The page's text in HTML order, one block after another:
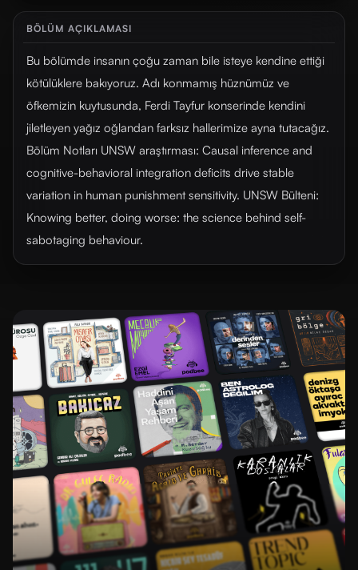
BÖLÜM AÇIKLAMASI
Bu bölümde insanın çoğu zaman bile isteye kendine ettiği
kötülüklere bakıyoruz. Adı konmamış hüznümüz ve
öfkemizin kuytusunda, Ferdi Tayfur konserinde kendini
jiletleyen yağız oğlandan farksız hallerimize ayna tutacağız.
Bölüm Notları UNSW araştırması: Causal inference and
cognitive-behavioral integration deficits drive stable
variation in human punishment sensitivity. UNSW Bülteni:
Knowing better, doing worse: the science behind self-
sabotaging behaviour.